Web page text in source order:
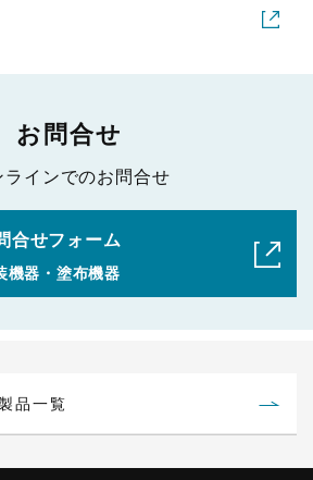
お問合せ
ラインでのお問合せ
合せフォーム
機器・塗布機器
品一覧